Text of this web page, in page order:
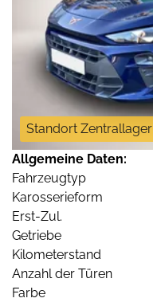
Standort Zentrallager
Allgemeine Daten:
Fahrzeugtyp
Karosserieform
Erst-Zul.
Getriebe
Kilometerstand
Anzahl der Türen
Farbe